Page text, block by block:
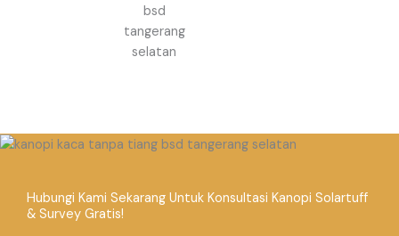
Hubungi Kami Sekarang Untuk Konsultasi Kanopi Solartuff
& Survey Gratis!